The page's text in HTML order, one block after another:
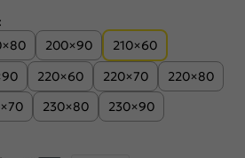
200×90
210×60
220×60 220×70
220×80
230×80
230×90